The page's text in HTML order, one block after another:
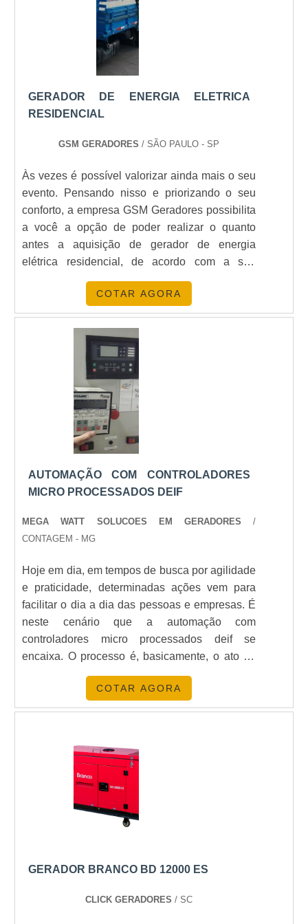
GERADOR DE ENERGIA ELETRICA
RESIDENCIAL
GSM GERADORES / SÃO PAULO - SP
Às vezes é possível valorizar ainda mais o seu
evento. Pensando nisso e priorizando o seu
conforto, a empresa GSM Geradores possibilita
a você a opção de poder realizar o quanto
antes a aquisição de gerador de energia
elétrica residencial, de acordo com a sua
necessidade e através dos mais vantajosos
preços do mercado.SAIBA MAIS SOBRE A
FUNÇÃO DO GERADOR DE ENERGIA
ELÉTRICAA aplicação, não somente
em residências, de diversos modelos de
COTAR AGORA
AUTOMAÇÃO COM CONTROLADORES
MICRO PROCESSADOS DEIF
MEGA WATT SOLUCOES EM GERADORES /
CONTAGEM - MG
Hoje em dia, em tempos de busca por agilidade
e praticidade, determinadas ações vem para
facilitar o dia a dia das pessoas e empresas. É
neste cenário que a automação com
controladores micro processados deif se
encaixa. O processo é, basicamente, o ato de
fazer com que o gerador possa iniciar
automaticamente, caso haja falta ou falha no
fornecimento de energia elétrica. O SERVIÇO
geradores oferece, pode-se citar como a
principal a comodidade que ela traz para o
usuário. Ao contar com a Mega Watt, o cliente
terá acesso a diversos benefícios, entre eles:A
equipe mais qualificada do mercado;Produtos
controladores DEIF;Melhor relação custo-
empresa tenha investido em automação para
COTAR AGORA
GERADOR BRANCO BD 12000 ES
CLICK GERADORES / SC